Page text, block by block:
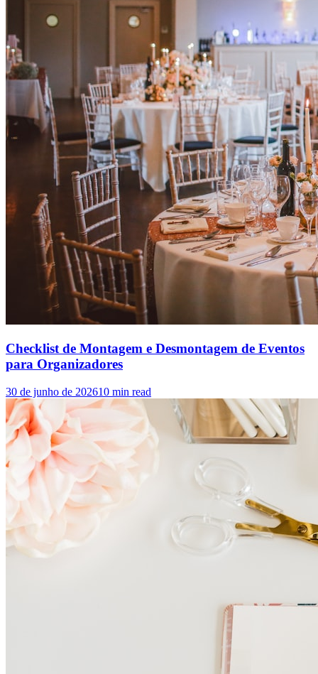
Checklist de Montagem e Desmontagem de Eventos
para Organizadores
30 de junho de 202610 min read